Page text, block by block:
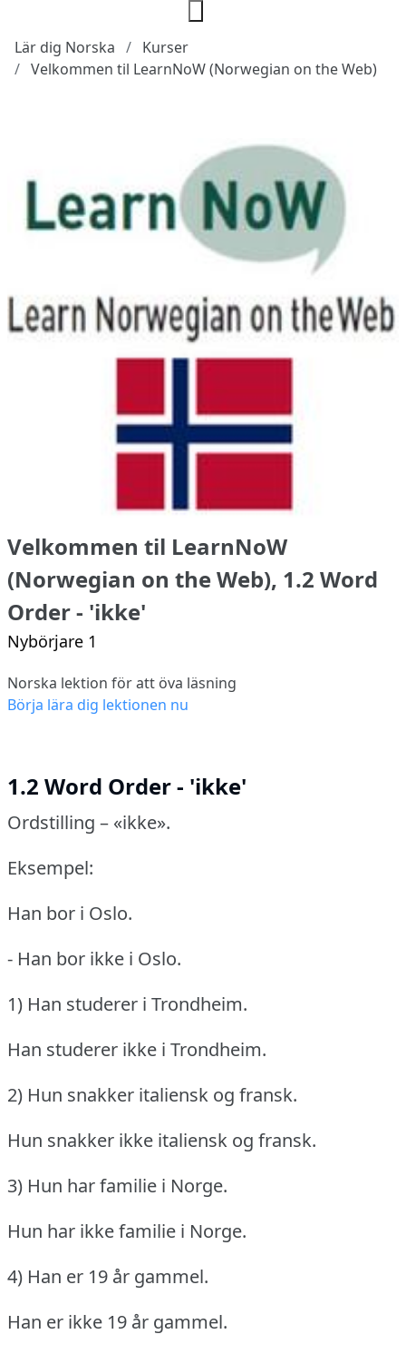
Lär dig Norska
Kurser
Velkommen til LearnNoW (Norwegian on the Web)
Velkommen til LearnNoW
(Norwegian on the Web), 1.2 Word
Order - 'ikke'
Nybörjare 1
Norska lektion för att öva läsning
Börja lära dig lektionen nu
1.2 Word Order - 'ikke'
Ordstilling – «ikke».
Eksempel:
Han bor i Oslo.
- Han bor ikke i Oslo.
1) Han studerer i Trondheim.
Han studerer ikke i Trondheim.
2) Hun snakker italiensk og fransk.
Hun snakker ikke italiensk og fransk.
3) Hun har familie i Norge.
Hun har ikke familie i Norge.
4) Han er 19 år gammel.
Han er ikke 19 år gammel.